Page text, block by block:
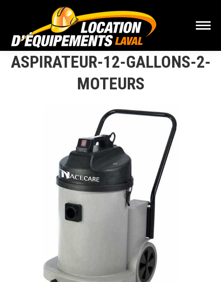
ASPIRATEUR-12-GALLONS-2-
MOTEURS